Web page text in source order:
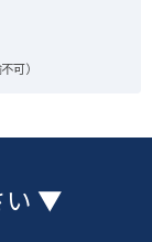
可）
い ▼